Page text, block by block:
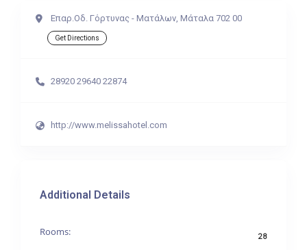
Επαρ.Οδ. Γόρτυνας - Ματάλων, Μάταλα 702 00
Get Directions
28920 29640 22874
http://www.melissahotel.com
Additional Details
Rooms: 28